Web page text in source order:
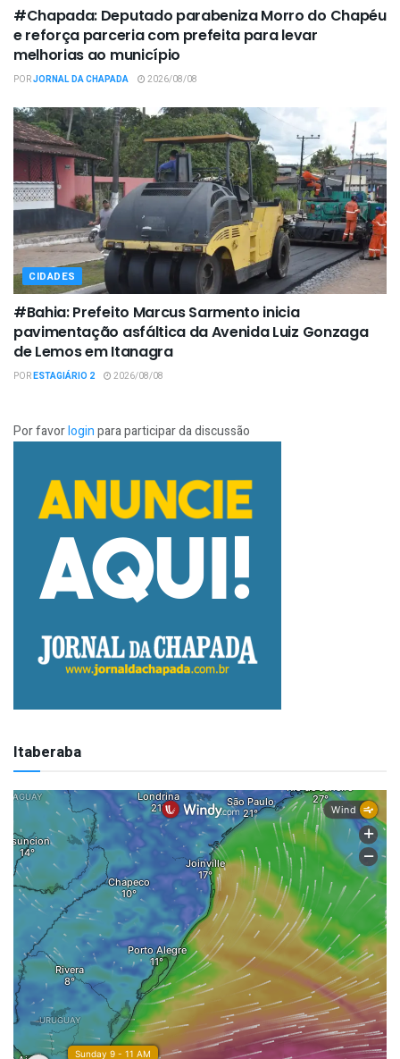
#Chapada: Deputado parabeniza Morro do Chapéu
e reforça parceria com prefeita para levar
melhorias ao município
PORJORNAL DA CHAPADA 2026/08/08
CIDADES
#Bahia: Prefeito Marcus Sarmento inicia
pavimentação asfáltica da Avenida Luiz Gonzaga
de Lemos em Itanagra
PORESTAGIÁRIO 2 2026/08/08
Por favorloginpara participar da discussão
Itaberaba